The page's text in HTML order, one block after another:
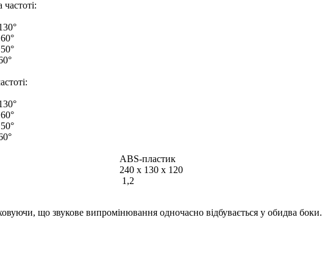
ABS-пластик
240 х 130 х 120
1,2
що звукове випромінювання одночасно відбувається у обидва боки.